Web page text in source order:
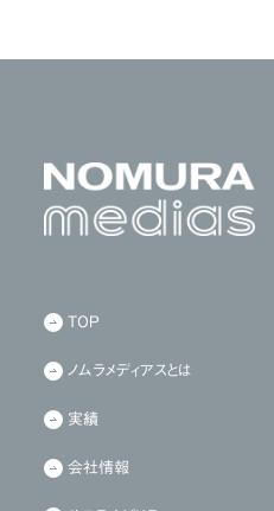
TOP
ノムラメディアスとは
実績
会社情報